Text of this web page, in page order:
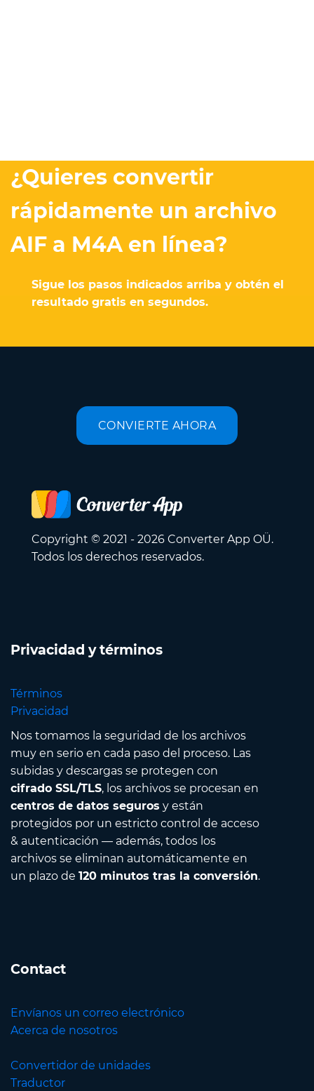
¿Quieres convertir
rápidamente un archivo
AIF a M4A en línea?
Sigue los pasos indicados arriba y obtén el
resultado gratis en segundos.
CONVIERTE AHORA
Copyright © 2021 - 2026 Converter App OÜ.
Todos los derechos reservados.
Privacidad y términos
Términos
Privacidad
Nos tomamos la seguridad de los archivos
muy en serio en cada paso del proceso. Las
subidas y descargas se protegen con
cifrado SSL/TLS, los archivos se procesan en
centros de datos seguros y están
protegidos por un estricto control de acceso
& autenticación — además, todos los
archivos se eliminan automáticamente en
un plazo de 120 minutos tras la conversión.
Contact
Envíanos un correo electrónico
Acerca de nosotros
Convertidor de unidades
Traductor